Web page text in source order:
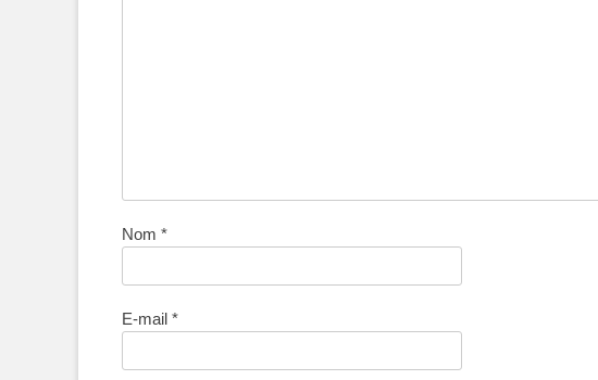
Nom *
E-mail *